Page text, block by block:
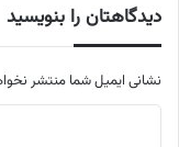
دیدگاهتان را بنویسید
نشانی ایمیل شما منتشر